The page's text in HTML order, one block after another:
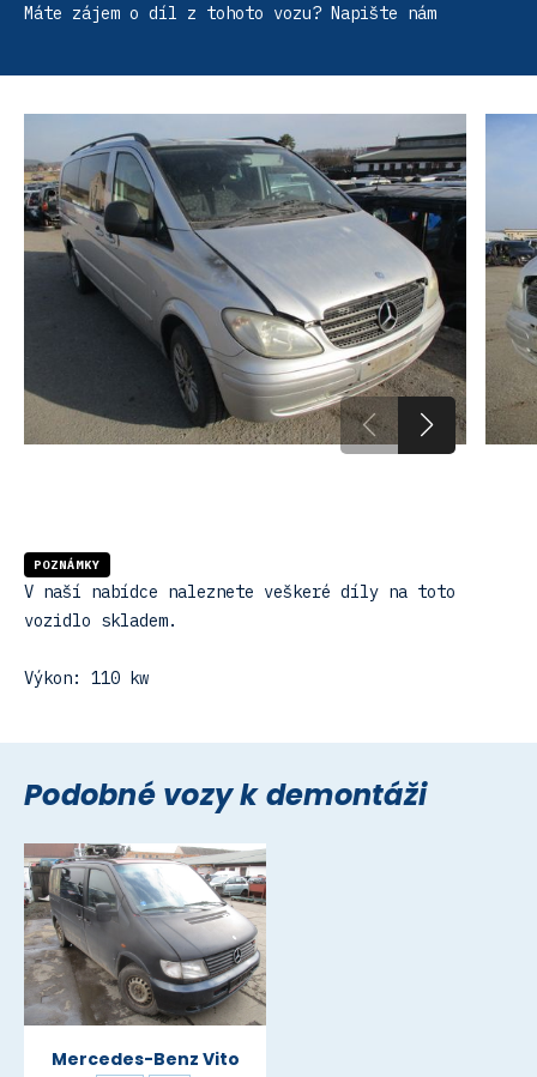
Máte zájem o díl z tohoto vozu? Napište nám
POZNÁMKY
V naší nabídce naleznete veškeré díly na toto
vozidlo skladem.
Výkon: 110 kw
Podobné vozy k demontáži
Mercedes-Benz Vito